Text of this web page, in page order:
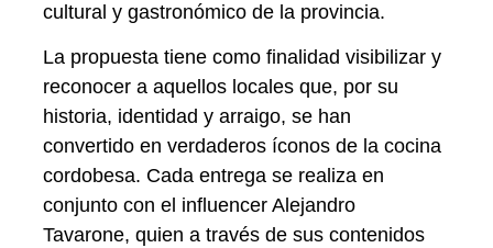
cultural y gastronómico de la provincia.
La propuesta tiene como finalidad visibilizar y
reconocer a aquellos locales que, por su
historia, identidad y arraigo, se han
convertido en verdaderos íconos de la cocina
cordobesa. Cada entrega se realiza en
conjunto con el influencer Alejandro
Tavarone, quien a través de sus contenidos